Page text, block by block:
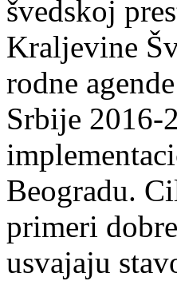
švedskoj
Kraljevine
rodne
Srbije 2016-
Beogradu.
primeri
usvajaju